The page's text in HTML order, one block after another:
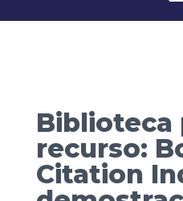
Biblioteca
recurso:
Citation